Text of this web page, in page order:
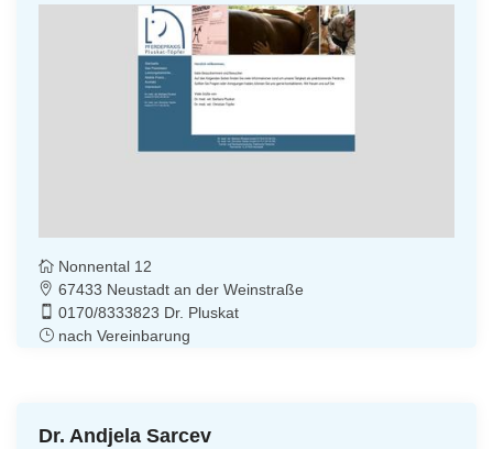
Nonnental 12
67433 Neustadt an der Weinstraße
0170/8333823 Dr. Pluskat
nach Vereinbarung
Dr. Andjela Sarcev